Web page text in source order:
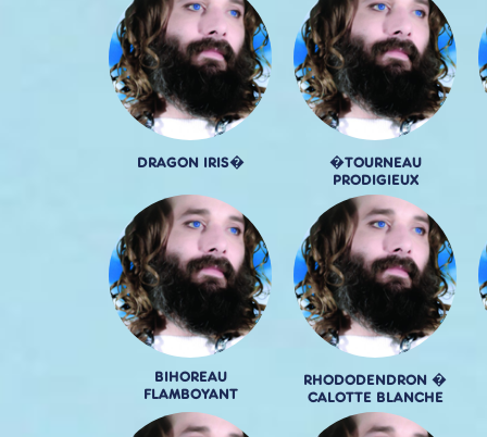
DRAGON IRIS�
�TOURNEAU
PRODIGIEUX
BIHOREAU
FLAMBOYANT
RHODODENDRON �
CALOTTE BLANCHE